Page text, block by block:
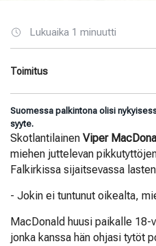
Lukuaika 1 minuutti
Toimitus
Suomessa palkintona olisi
syyte.
Skotlantilainen Viper
miehen juttelevan
Falkirkissa sijaitsevassa
- Jokin ei tuntunut oikealta,
MacDonald huusi paikalle 18-
jonka kanssa hän ohjasi tytöt